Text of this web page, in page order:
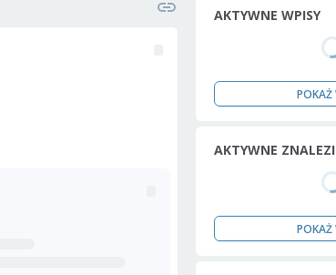
AKTYWNE WPISY
POKAŻ
AKTYWNE
POKAŻ